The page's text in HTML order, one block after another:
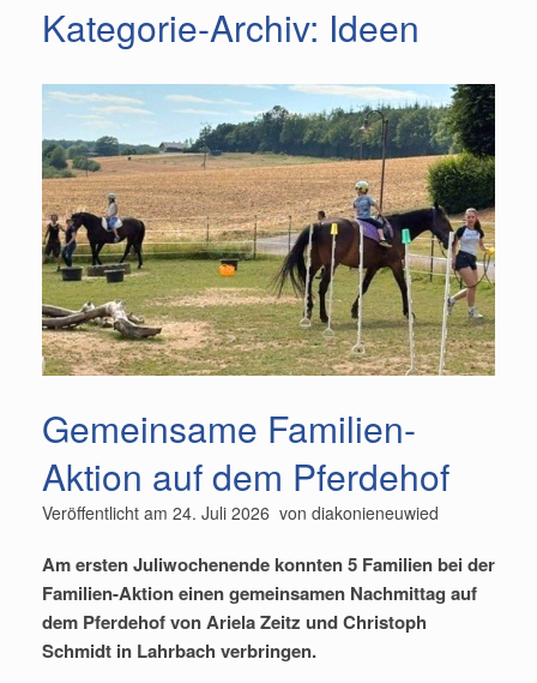
Kategorie-Archiv: Ideen
Gemeinsame Familien-
Aktion auf dem Pferdehof
Veröffentlicht am 24. Juli 2026 von diakonieneuwied
Am ersten Juliwochenende konnten 5 Familien bei der
Familien-Aktion einen gemeinsamen Nachmittag auf
dem Pferdehof von Ariela Zeitz und Christoph
Schmidt in Lahrbach verbringen.